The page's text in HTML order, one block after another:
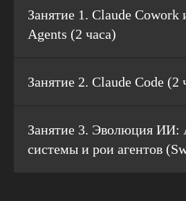
Занятие 1. Claude Cowork
Agents (2 часа)
Занятие 2. Claude Code (2
Занятие 3. Эволюция ИИ:
системы и рои агентов